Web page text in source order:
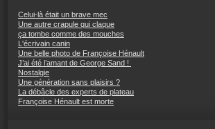
Celui-là était un brave mec
Une autre crapule qui claque
ça tombe comme des mouches
L'écrivain canin
Une belle photo de Françoise Hénault
J’ai été l’amant de George Sand !
Nostalgie
Une génération sans plaisirs ?
La débâcle des experts de plateau
Françoise Hénault est morte